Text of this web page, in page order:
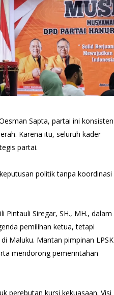
Sapta, partai ini konsisten
Karena itu, seluruh kader
partai.
politik tanpa koordinasi
Pintauli Siregar, SH., MH., dalam
pemilihan ketua, tetapi
Maluku. Mantan pimpinan LPSK
mendorong pemerintahan
perebutan kursi kekuasaan. Visi